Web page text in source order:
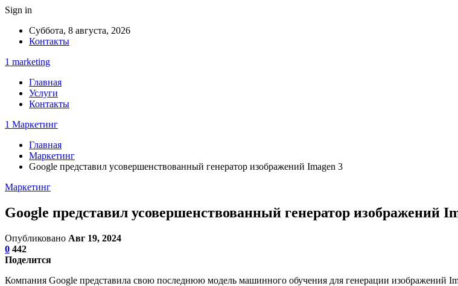
Sign in
Суббота, 8 августа, 2026
Контакты
1 marketing
Главная
Услуги
Контакты
1 Маркетинг
Главная
Маркетинг
Google представил усовершенствованный генератор изображений Imagen 3
Маркетинг
Google представил усовершенствованный генератор изображений
Опубликовано Авг 19, 2024
0 442
Поделится
Компания Google представила свою последнюю модель машинного обучения для генерации изображений